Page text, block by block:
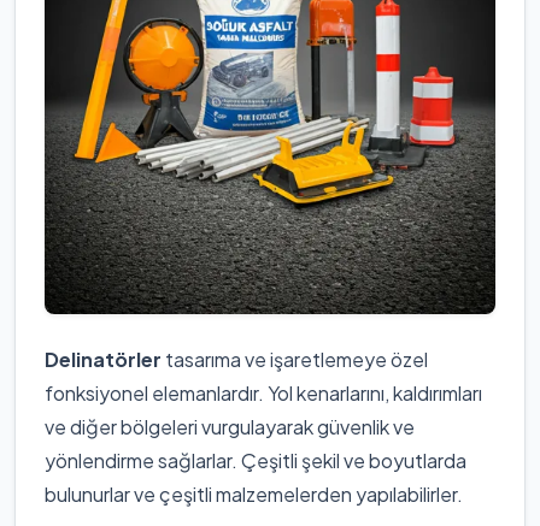
Delinatörler tasarıma ve işaretlemeye özel
fonksiyonel elemanlardır. Yol kenarlarını, kaldırımları
ve diğer bölgeleri vurgulayarak güvenlik ve
yönlendirme sağlarlar. Çeşitli şekil ve boyutlarda
bulunurlar ve çeşitli malzemelerden yapılabilirler.